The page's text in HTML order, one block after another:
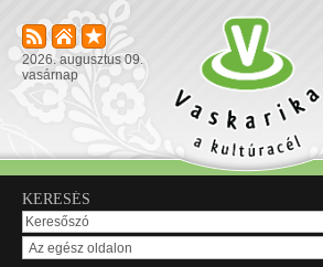
2026. augusztus 09.
vasárnap
KERESÉS